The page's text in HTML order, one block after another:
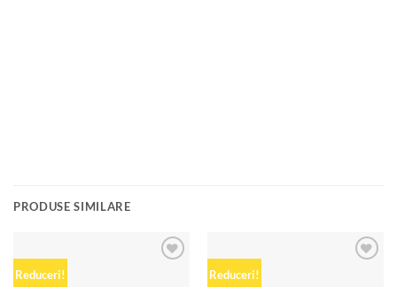
PRODUSE SIMILARE
Reduceri! Reduceri!